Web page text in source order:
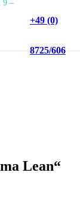
9 –
+49 (0)
8725/606
Lean“